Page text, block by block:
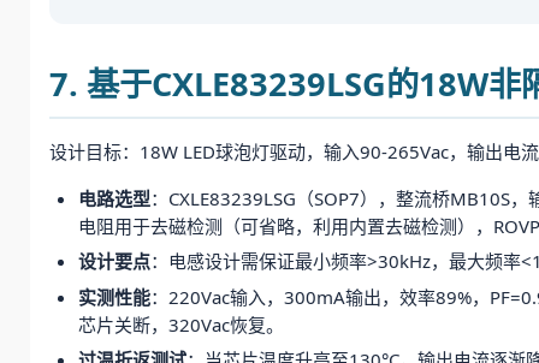
7. 基于CXLE83239LSG的18W非
设计目标：18W LED球泡灯驱动，输入90-265Vac，输出电
电路选型：CXLE83239LSG（SOP7），整流桥MB10S
电阻用于去磁检测（可省略，利用内置去磁检测），
设计要点：电感设计需保证最小频率>30kHz，最大频率
实测性能：220Vac输入，300mA输出，效率89%，
芯片关断，320Vac恢复。